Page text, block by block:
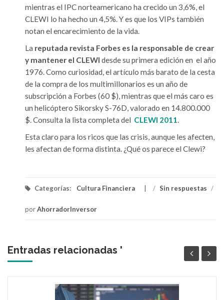
mientras el IPC norteamericano ha crecido un 3,6%, el
CLEWI lo ha hecho un 4,5%. Y es que los VIPs también
notan el encarecimiento de la vida.
La reputada revista Forbes es la responsable de crear
y mantener el CLEWI desde su primera edición en el año
1976. Como curiosidad, el artículo más barato de la cesta
de la compra de los multimillonarios es un año de
subscripción a Forbes (60 $), mientras que el más caro es
un helicóptero Sikorsky S-76D, valorado en 14.800.000
$. Consulta la lista completa del CLEWI 2011
Esta claro para los ricos que las crisis, aunque les afecten,
les afectan de forma distinta. ¿Qué os parece el Clewi?
Categorías: Cultura Financiera / Sin respuestas /
porAhorradorInversor
Entradas relacionadas '